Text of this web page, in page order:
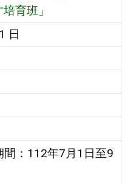
育班」
日
間：112年7月1日至9